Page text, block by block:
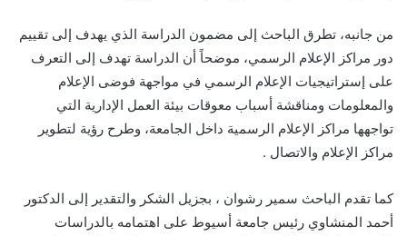
من جانبه، تطرق الباحث إلى مضمون الدراسة الذي يهدف إلى تقييم
دور مراكز الإعلام الرسمي، موضحاً أن الدراسة تهدف إلى التعرف
على إستراتيجيات الإعلام الرسمي في مواجهة فوضى الإعلام
والمعلومات ومناقشة أسباب معوقات بيئة العمل الإدارية التي
تواجهها مراكز الإعلام الرسمية داخل الجامعة، وطرح رؤية لتطوير
مراكز الإعلام والاتصال .
كما تقدم الباحث سمير رشوان ، بجزيل الشكر والتقدير إلى الدكتور
أحمد المنشاوي رئيس جامعة أسيوط على اهتمامه بالدراسات